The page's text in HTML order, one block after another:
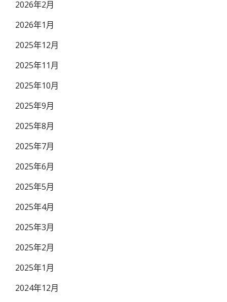
2026年2月
2026年1月
2025年12月
2025年11月
2025年10月
2025年9月
2025年8月
2025年7月
2025年6月
2025年5月
2025年4月
2025年3月
2025年2月
2025年1月
2024年12月